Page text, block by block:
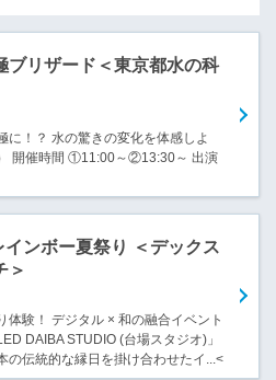
ブリザード＜東京都水の科
に！？ 水の驚きの変化を体感しよ
開催時間 ①11:00～②13:30～ 出演
ンボー夏祭り ＜デックス
＞
験！ デジタル × 和の融合イベント
DAIBA STUDIO (台場スタジオ)」
の伝統的な縁日を掛け合わせたイ...<